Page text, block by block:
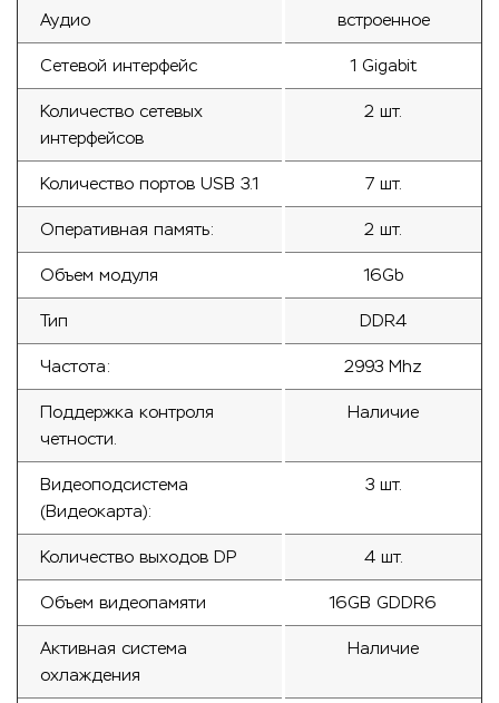
Аудио встроенное
Сетевой интерфейс 1 Gigabit
Количество сетевых
интерфейсов
2 шт.
Количество портов USB 3.1 7 шт.
Оперативная память: 2 шт.
Объем модуля 16Gb
Тип DDR4
Частота: 2993 Mhz
Поддержка контроля
четности.
Наличие
Видеоподсистема
(Видеокарта):
3 шт.
Количество выходов DP 4 шт.
Объем видеопамяти 16GB GDDR6
Активная система
охлаждения
Наличие